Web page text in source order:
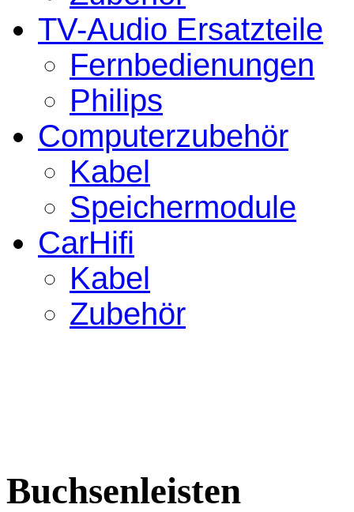
TV-Audio Ersatzteile
Fernbedienungen
Philips
Computerzubehör
Kabel
Speichermodule
CarHifi
Kabel
Zubehör
Buchsenleisten